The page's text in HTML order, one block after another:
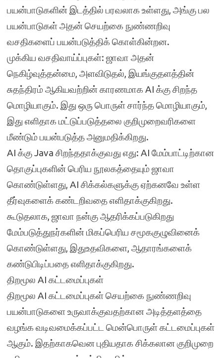
பயன்பாடுகளின் இடத்தில் பரவலாக உள்ளது, அங்கு பல
பயன்பாடுகள் அதன் செயற்கை நுண்ணறிவு
வசதிகளைப் பயன்படுத்திக் கொள்கின்றன.
முக்கிய வசதிவாய்ப்புகள்: ஜாவா அதன்
நெகிழ்வுத்தன்மை, அளவிடுதல், இயங்குதளத்தின்
சுதந்திரம் ஆகியவற்றின் காரணமாக AI க்கு சிறந்த
மொழியாகும். இது ஒரு பொருள் சார்ந்த மொழியாகும்,
இது எளிதாக மட்டுப்படுத்தலை குறிமுறைவரிகளை
மீண்டும் பயன்படுத்த அனுமதிக்கிறது.
AI க்கு Java சிறந்ததாக்குவது எது: AI மேம்பாட்டிற்கான
தொகுப்புகளின் பெரிய நூலகத்தையும் ஜாவா
கொண்டுள்ளது, AI சிக்கல்களுக்கு ஏற்கனவே உள்ள
தீர்வுகளைக் கண்டறிவதை எளிதாக்குகிறது.
கூடுதலாக, ஜாவா நன்கு ஆதரிக்கப்படுகிறது
மேம்படுத்துநர்களின் மிகப்பெரிய சமூககுழுவினைக்
கொண்டுள்ளது, இதுஉதவிகளை, ஆதாரங்களைக்
கண்டுபிடிப்பதை எளிதாக்குகிறது.
திறமூல AI கட்டமைப்புகள்
திறமூல AI கட்டமைப்புகள் செயற்கை நுண்ணறிவு
பயன்பாடுகளை உருவாக்குவதற்கான அடித்தளத்தை
வழங்க வடிவமைக்கப்பட்ட மென்பொருள் கட்டமைப்புகள்
ஆகும். இதற்காகவென புதியதாக சிக்கலான குறிமுறை